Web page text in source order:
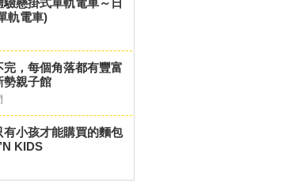
懸掛式單軌電車～日
軌電車)
，每個角落都有豐富
勢親子館
小孩才能購買的麵包
KIDS